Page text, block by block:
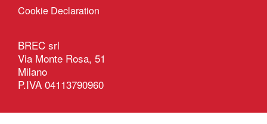
Cookie Declaration
BREC srl
Via Monte Rosa, 51
Milano
P.IVA 04113790960